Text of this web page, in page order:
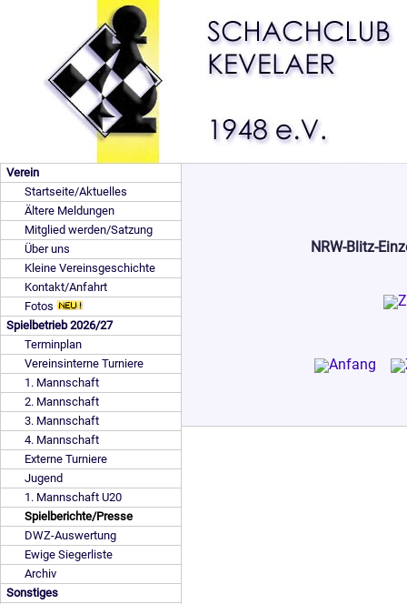
Verein
Startseite/Aktuelles
Ältere Meldungen
Mitglied werden/Satzung
Über uns
Kleine Vereinsgeschichte
Kontakt/Anfahrt
Fotos
Spielbetrieb 2026/27
Terminplan
Vereinsinterne Turniere
1. Mannschaft
2. Mannschaft
3. Mannschaft
4. Mannschaft
Externe Turniere
Jugend
1. Mannschaft U20
Spielberichte/Presse
DWZ-Auswertung
Ewige Siegerliste
Archiv
Sonstiges
NRW-Blitz-